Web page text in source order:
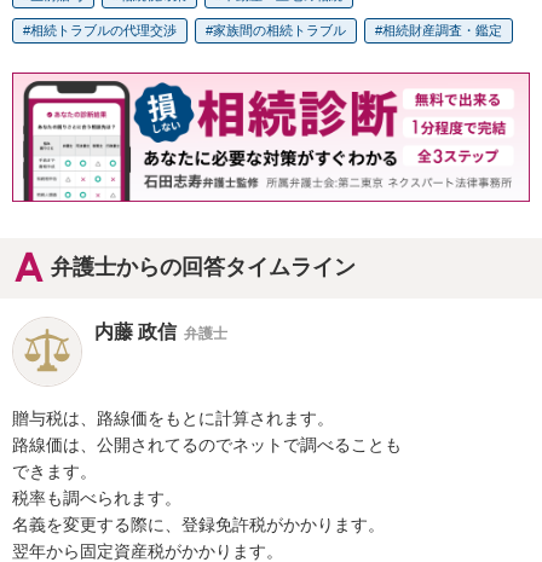
相続トラブルの代理交渉 家族間の相続トラブル 相続財産調査・鑑定
弁護士からの回答タイムライン
内藤 政信 弁護士
贈与税は、路線価をもとに計算されます。
路線価は、公開されてるのでネットで調べることも
できます。
税率も調べられます。
名義を変更する際に、登録免許税がかかります。
翌年から固定資産税がかかります。